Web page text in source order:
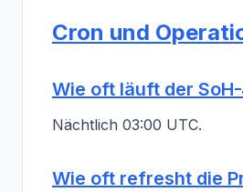
Cron und
Wie oft läuft der
Nächtlich 03:00 UTC.
Wie oft refresht die